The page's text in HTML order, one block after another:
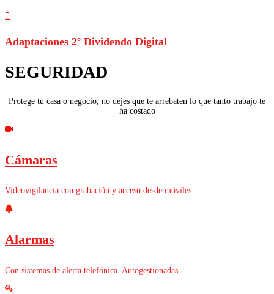
Adaptaciones 2º Dividendo Digital
SEGURIDAD
Protege tu casa o negocio, no dejes que te arrebaten lo que tanto trabajo te
ha costado
Cámaras
Videovigilancia con grabación y acceso desde móviles
Alarmas
Con sistemas de alerta telefónica. Autogestionadas.